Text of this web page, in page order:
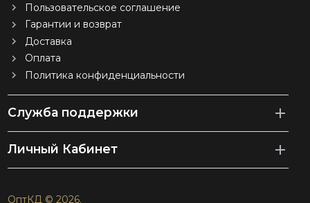
Пользовательское соглашение
Гарантии и возврат
Доставка
Оплата
Политика конфиденциальности
Служба поддержки
Личный Кабинет
ОптКД © 2026.